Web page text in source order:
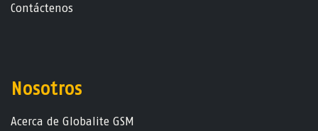
Contáctenos
Nosotros
Acerca de Globalite GSM